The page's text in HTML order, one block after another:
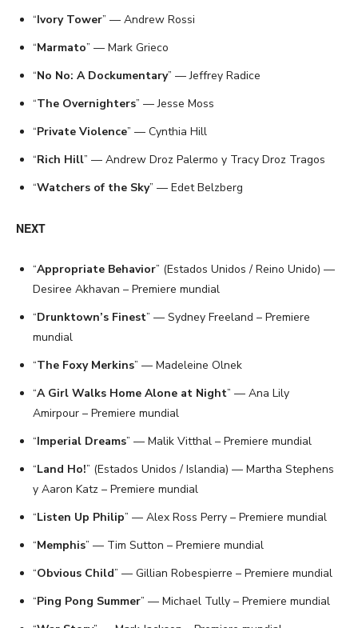
“Ivory Tower” — Andrew Rossi
“Marmato” — Mark Grieco
“No No: A Dockumentary” — Jeffrey Radice
“The Overnighters” — Jesse Moss
“Private Violence” — Cynthia Hill
“Rich Hill” — Andrew Droz Palermo y Tracy Droz Tragos
“Watchers of the Sky” — Edet Belzberg
NEXT
“Appropriate Behavior” (Estados Unidos / Reino Unido) —
Desiree Akhavan – Premiere mundial
“Drunktown’s Finest” — Sydney Freeland – Premiere
mundial
“The Foxy Merkins” — Madeleine Olnek
“A Girl Walks Home Alone at Night” — Ana Lily
Amirpour – Premiere mundial
“Imperial Dreams” — Malik Vitthal – Premiere mundial
“Land Ho!” (Estados Unidos / Islandia) — Martha Stephens
y Aaron Katz – Premiere mundial
“Listen Up Philip” — Alex Ross Perry – Premiere mundial
“Memphis” — Tim Sutton – Premiere mundial
“Obvious Child” — Gillian Robespierre – Premiere mundial
“Ping Pong Summer” — Michael Tully – Premiere mundial